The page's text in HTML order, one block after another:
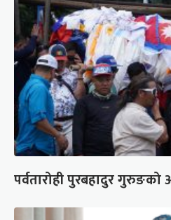
पर्वतारोही पुरबहादुर गुरुङको